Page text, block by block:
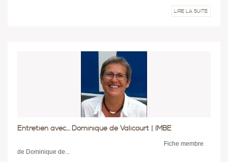
LIRE LA SUITE
Entretien avec… Dominique de Valicourt | IMBE
Fiche membre
de Dominique de...